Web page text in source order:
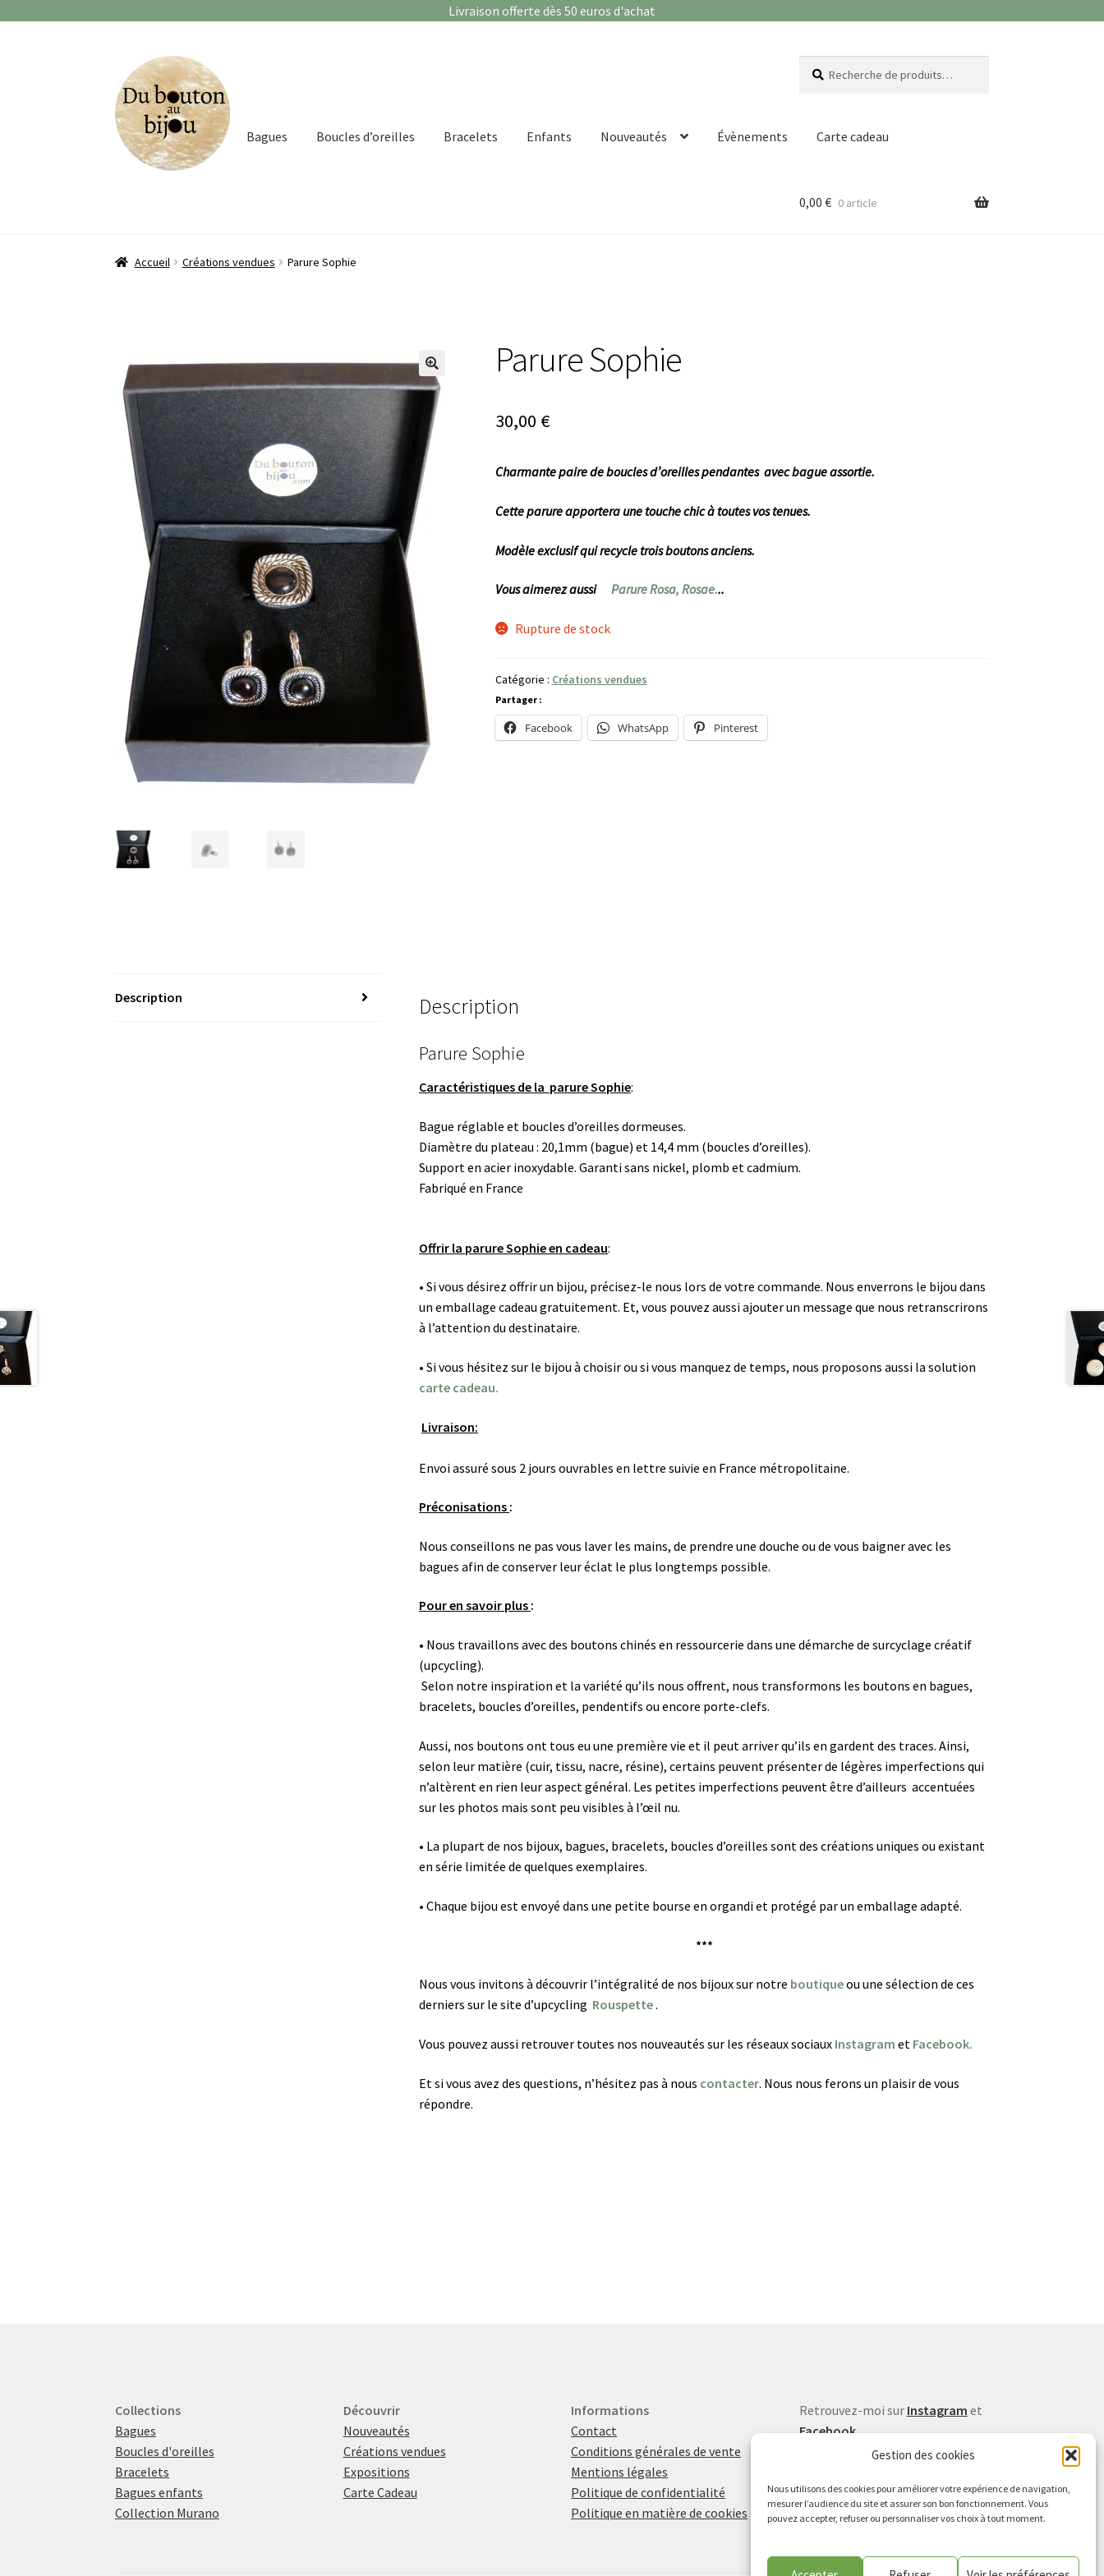
Livraison offerte dès 50 euros d'achat
Gestion des cookies
Nous utilisons des cookies pour améliorer votre expérience de navigation,
mesurer l’audience du site et assurer son bon fonctionnement. Vous
pouvez accepter, refuser ou personnaliser vos choix à tout moment.
Aller
à
la
navigation
Aller
au
contenu
pour :
Bagues Boucles d’oreilles Bracelets Enfants Nouveautés Évènements Carte cadeau
0,00 € 0 article
Accueil Créations vendues Parure Sophie
🔍
Parure Sophie
30,00 €
Charmante paire de boucles d’oreilles pendantes avec bague assortie.
Cette parure apportera une touche chic à toutes vos tenues.
Modèle exclusif qui recycle trois boutons anciens.
Vous aimerez aussi Parure Rosa, Rosae...
Rupture de stock
Catégorie : Créations vendues
Partager :
Facebook WhatsApp Pinterest
Description Description
Parure Sophie
Caractéristiques de la parure Sophie:
Bague réglable et boucles d’oreilles dormeuses.
Diamètre du plateau : 20,1mm (bague) et 14,4 mm (boucles d’oreilles).
Support en acier inoxydable. Garanti sans nickel, plomb et cadmium.
Fabriqué en France
Offrir la parure Sophie en cadeau:
• Si vous désirez offrir un bijou, précisez-le nous lors de votre commande. Nous enverrons le bijou dans
un emballage cadeau gratuitement. Et, vous pouvez aussi ajouter un message que nous retranscrirons
à l’attention du destinataire.
• Si vous hésitez sur le bijou à choisir ou si vous manquez de temps, nous proposons aussi la solution
carte cadeau.
Livraison:
Envoi assuré sous 2 jours ouvrables en lettre suivie en France métropolitaine.
Préconisations :
Nous conseillons ne pas vous laver les mains, de prendre une douche ou de vous baigner avec les
bagues afin de conserver leur éclat le plus longtemps possible.
Pour en savoir plus :
• Nous travaillons avec des boutons chinés en ressourcerie dans une démarche de surcyclage créatif
(upcycling).
Selon notre inspiration et la variété qu’ils nous offrent, nous transformons les boutons en bagues,
bracelets, boucles d’oreilles, pendentifs ou encore porte-clefs.
Aussi, nos boutons ont tous eu une première vie et il peut arriver qu’ils en gardent des traces. Ainsi,
selon leur matière (cuir, tissu, nacre, résine), certains peuvent présenter de légères imperfections qui
n’altèrent en rien leur aspect général. Les petites imperfections peuvent être d’ailleurs accentuées
sur les photos mais sont peu visibles à l’œil nu.
• La plupart de nos bijoux, bagues, bracelets, boucles d’oreilles sont des créations uniques ou existant
en série limitée de quelques exemplaires.
•Chaque bijou est envoyé dans une petite bourse en organdi et protégé par un emballage adapté.
***
Nous vous invitons à découvrir l’intégralité de nos bijoux sur notre boutiqueou une sélection de ces
derniers sur le site d’upcycling Rouspette.
Vous pouvez aussi retrouver toutes nos nouveautés sur les réseaux sociaux Instagram et Facebook.
Et si vous avez des questions, n’hésitez pas à nous contacter. Nous nous ferons un plaisir de vous
répondre.
Collections
Bagues
Boucles d'oreilles
Bracelets
Bagues enfants
Collection Murano
Découvrir
Nouveautés
Créations vendues
Expositions
Carte Cadeau
Informations
Contact
Conditions générales de vente
Mentions légales
Politique de confidentialité
Politique en matière de cookies
Retrouvez-moi sur Instagram et
Facebook
Inscrivez-vous à la newsletter
Lire l'article de Midi Libre (avril
2026)